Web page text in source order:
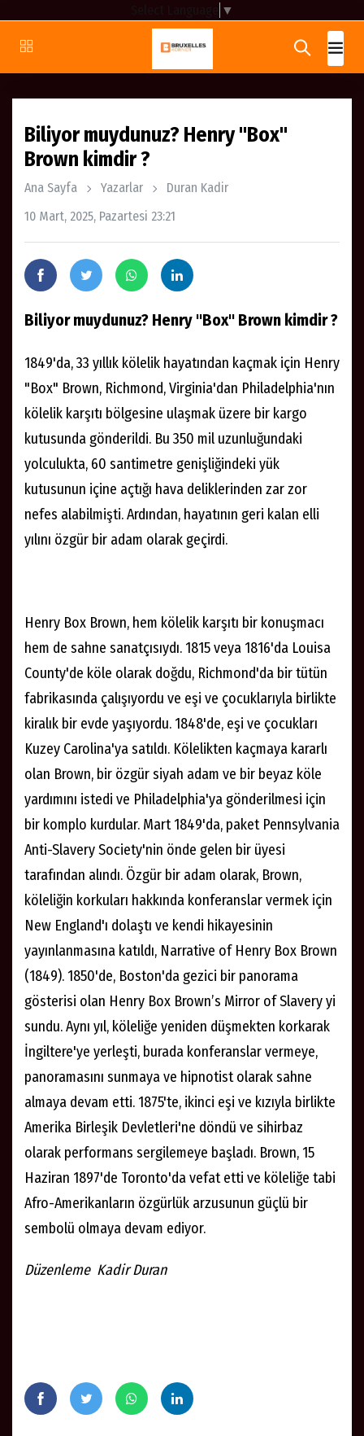
▼
Biliyor muydunuz? Henry "Box"
Brown kimdir ?
Ana Sayfa Yazarlar
Duran Kadir
10 Mart, 2025, Pazartesi 23:21
Biliyor muydunuz? Henry "Box" Brown kimdir ?
1849'da, 33 yıllık kölelik hayatından kaçmak için Henry
"Box" Brown, Richmond, Virginia'dan Philadelphia'nın
kölelik karşıtı bölgesine ulaşmak üzere bir kargo
kutusunda gönderildi. Bu 350 mil uzunluğundaki
yolculukta, 60 santimetre genişliğindeki yük
kutusunun içine açtığı hava deliklerinden zar zor
nefes alabilmişti. Ardından, hayatının geri kalan elli
yılını özgür bir adam olarak geçirdi.
Henry Box Brown, hem kölelik karşıtı bir konuşmacı
hem de sahne sanatçısıydı. 1815 veya 1816'da Louisa
County'de köle olarak doğdu, Richmond'da bir tütün
fabrikasında çalışıyordu ve eşi ve çocuklarıyla birlikte
kiralık bir evde yaşıyordu. 1848'de, eşi ve çocukları
Kuzey Carolina'ya satıldı. Kölelikten kaçmaya kararlı
olan Brown, bir özgür siyah adam ve bir beyaz köle
yardımını istedi ve Philadelphia'ya gönderilmesi için
bir komplo kurdular. Mart 1849'da, paket Pennsylvania
Anti-Slavery Society'nin önde gelen bir üyesi
tarafından alındı. Özgür bir adam olarak, Brown,
köleliğin korkuları hakkında konferanslar vermek için
New England'ı dolaştı ve kendi hikayesinin
yayınlanmasına katıldı, Narrative of Henry Box Brown
(1849). 1850'de, Boston'da gezici bir panorama
gösterisi olan Henry Box Brown’s Mirror of Slavery yi
sundu. Aynı yıl, köleliğe yeniden düşmekten korkarak
İngiltere'ye yerleşti, burada konferanslar vermeye,
panoramasını sunmaya ve hipnotist olarak sahne
almaya devam etti. 1875'te, ikinci eşi ve kızıyla birlikte
Amerika Birleşik Devletleri'ne döndü ve sihirbaz
olarak performans sergilemeye başladı. Brown, 15
Haziran 1897'de Toronto'da vefat etti ve köleliğe tabi
Afro-Amerikanların özgürlük arzusunun güçlü bir
sembolü olmaya devam ediyor.
Düzenleme Kadir Duran